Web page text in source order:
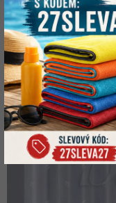
Záclony v akci